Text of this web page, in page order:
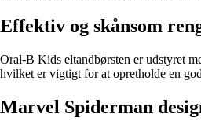
Effektiv og skånsom
Oral-B Kids eltandbørsten er udstyret
hvilket er vigtigt for at opretholde en
Marvel Spiderman